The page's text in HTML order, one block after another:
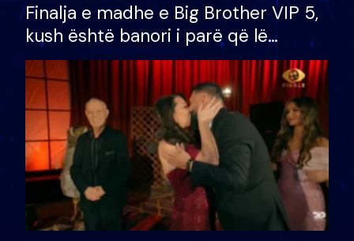
Finalja e madhe e Big Brother VIP 5,
kush është banori i parë që lë
shtëpinë dhe humb mundësinë për
të fituar çmimin e madh